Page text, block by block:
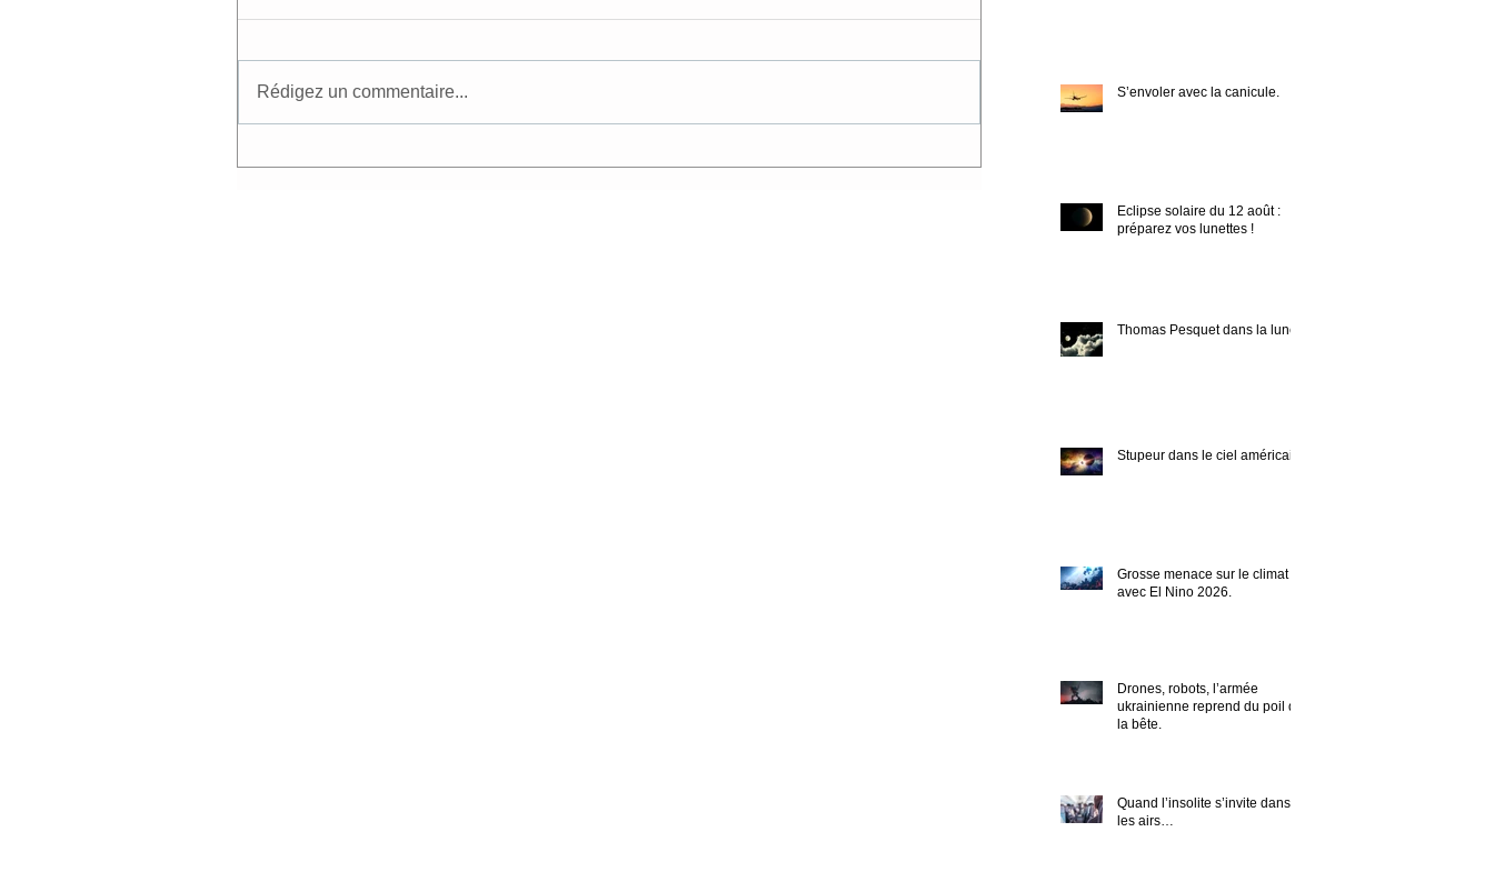
Rédigez un commentaire... S’envoler avec la canicule.
Eclipse solaire du 12 août :
préparez vos lunettes !
Thomas Pesquet dans la lune !
Stupeur dans le ciel américain.
Grosse menace sur le climat
avec El Nino 2026.
Drones, robots, l’armée
ukrainienne reprend du poil de
la bête.
Quand l’insolite s’invite dans
les airs…